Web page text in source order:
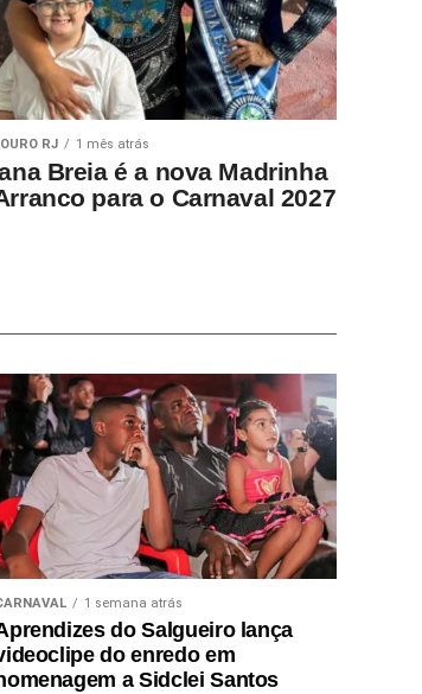
RJ 1 mês atrás
Breia é a nova Madrinha
para o Carnaval 2027
1 semana atrás
do Salgueiro lança
do enredo em
a Sidclei Santos